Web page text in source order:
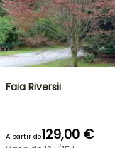
Faia Riversii
A partir de129,00 €